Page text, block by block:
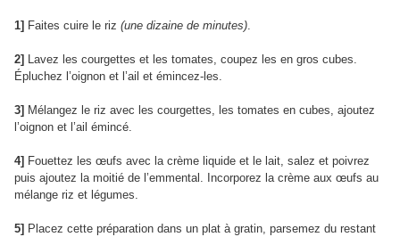
1] Faites cuire le riz (une dizaine de minutes).
2] Lavez les courgettes et les tomates, coupez les en gros cubes.
Épluchez l’oignon et l’ail et émincez-les.
3] Mélangez le riz avec les courgettes, les tomates en cubes, ajoutez
l’oignon et l’ail émincé.
4] Fouettez les œufs avec la crème liquide et le lait, salez et poivrez
puis ajoutez la moitié de l’emmental. Incorporez la crème aux œufs au
mélange riz et légumes.
5] Placez cette préparation dans un plat à gratin, parsemez du restant